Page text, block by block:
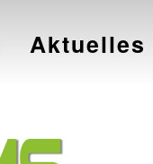
Aktuelles